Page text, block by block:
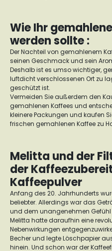
Wie Ihr
werden sollte :
Der Nachteil von gemahlenem
seinen Geschmack und sein
Deshalb ist es umso wichtiger,
luftdicht verschlossenen Ort zu
geschützt ist.
Vermeiden Sie außerdem den
gemahlenen Kaffees und
kleinere Packungen und kaufen
frischen gemahlenen Kaffee zu
Melitta und der
der
Kaffeepulver
Anfang des 20. Jahrhunderts
beliebter. Allerdings war das
und dem unangenehmen Gefühl
Melitta hatte daraufhin eine
Nebenwirkungen
Becher und legte Löschpapier
hinein. Und schon war der